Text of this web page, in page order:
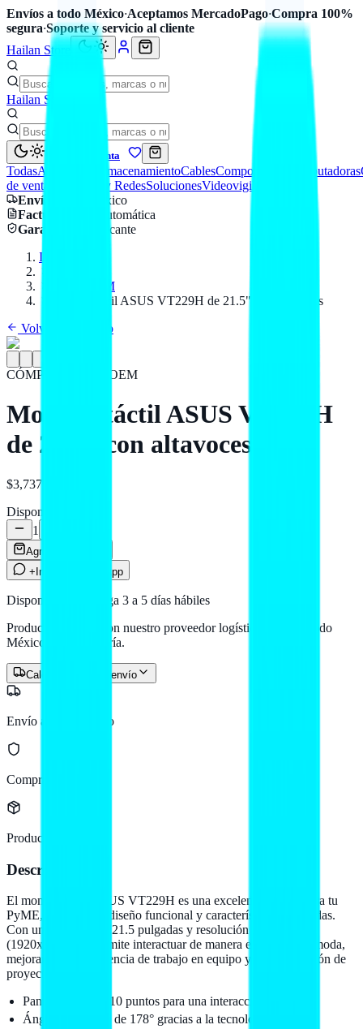
Envíos a todo México·Aceptamos MercadoPago·Compra 100%
segura·Soporte y servicio al cliente
Hailan Store
Hailan Store
Mi cuenta
TodasAccesorios AlmacenamientoCablesComponentes Computadoras
de venta
Seguridad y RedesSolucionesVideovigilancia
Envío
a todo México
Factura CFDI
automática
Garantía
de fabricante
Inicio
ASUS OEM
Monitor táctil ASUS VT229H de 21.5" con altavoces
Volver al catálogo
CÓMPUTO ASUS OEM
Monitor táctil ASUS VT229H
de 21.5" con altavoces
$3,737
Disponible
1
Agregar al carrito
+Info por WhatsApp
Disponible — entrega 3 a 5 días hábiles
Producto en stock con nuestro proveedor logístico. Llega a todo
México por paquetería.
Calcular costo de envío
Envío a todo México
Compra protegida
Producto original
Descripción
El monitor táctil ASUS VT229H es una excelente opción para tu
PyME, gracias a su diseño funcional y características avanzadas.
Con una pantalla de 21.5 pulgadas y resolución Full HD
(1920x1080), te permite interactuar de manera eficiente y cómoda,
mejorando la experiencia de trabajo en equipo y la presentación de
proyectos.
Pantalla táctil de 10 puntos para una interacción fluida.
Ángulo de visión de 178° gracias a la tecnología IPS.